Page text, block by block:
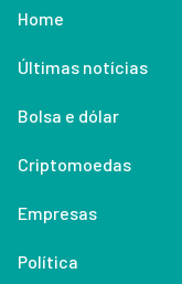
Home
Últimas notícias
Bolsa e dólar
Criptomoedas
Empresas
Política